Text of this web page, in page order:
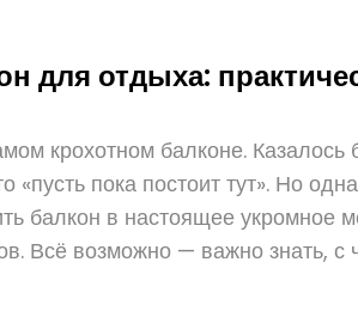
для отдыха:
крохотном балконе.
пока постоит тут». Но
балкон в настоящее укромное
возможно — важно знать, с